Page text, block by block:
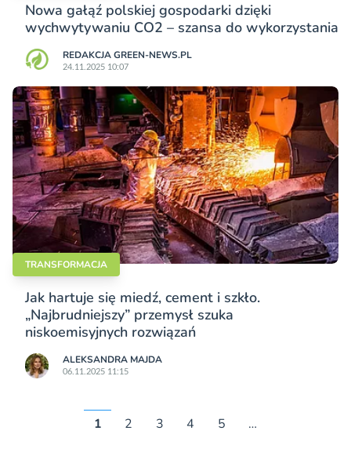
Nowa gałąź polskiej gospodarki dzięki
wychwytywaniu CO2 – szansa do wykorzystania
REDAKCJA GREEN-NEWS.PL
24.11.2025 10:07
TRANSFORMACJA
Jak hartuje się miedź, cement i szkło.
„Najbrudniejszy” przemysł szuka
niskoemisyjnych rozwiązań
ALEKSANDRA MAJDA
06.11.2025 11:15
1 2 3 4 5 …